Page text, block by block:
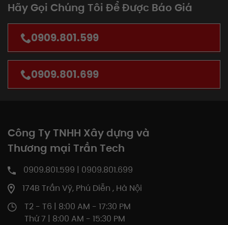
Hãy Gọi Chúng Tôi Để Được Báo Giá
0909.801.599
0909.801.699
Công Ty TNHH Xây dựng và
Thương mại Trần Tech
0909.801.599 | 0909.801.699
174B Trần Vỹ, Phú Diễn , Hà Nội
T2 - T6 | 8:00 AM - 17:30 PM
Thứ 7 | 8:00 AM - 15:30 PM